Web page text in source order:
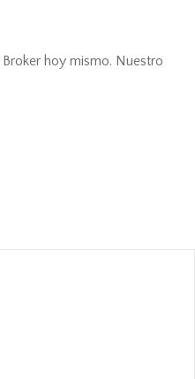
hoy mismo. Nuestro